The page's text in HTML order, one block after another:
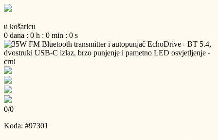
u košaricu
0 dana : 0 h : 0 min : 0 s
0/0
Koda: #97301